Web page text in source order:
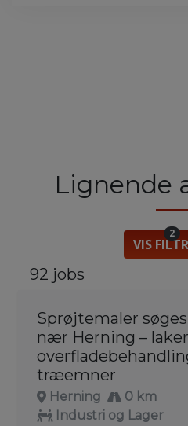
Lignende
VIS
2
92 jobs
Sprøjtemaler
nær Herning –
træemner
Herning
0 km
Industri og Lager